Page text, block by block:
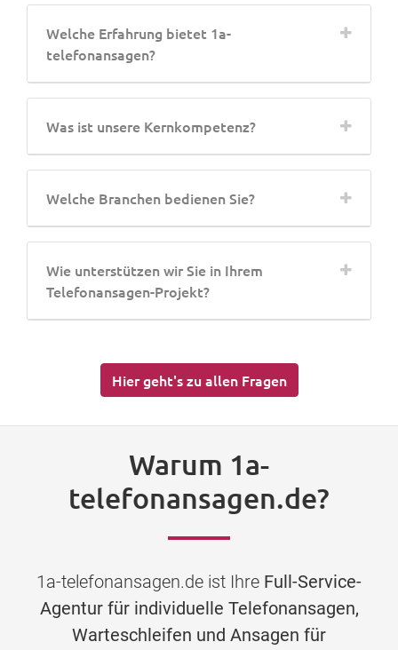
Welche Erfahrung bietet 1a-
telefonansagen?
Was ist unsere Kernkompetenz?
Welche Branchen bedienen Sie?
Wie unterstützen wir Sie in Ihrem
Telefonansagen-Projekt?
Hier geht's zu allen Fragen
Warum 1a-
telefonansagen.de?
1a-telefonansagen.de ist Ihre Full-Service-
Agentur für individuelle Telefonansagen,
Warteschleifen und Ansagen für